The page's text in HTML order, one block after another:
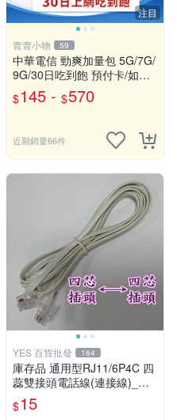
注目
賣賣小物 59
中華電信 勁爽加量包 5G/7G/
9G/30日吃到飽 預付卡/如意
卡/網路流量包/儲值卡
$145 - $570
近期銷量66件
YES 百貨批發 164
庫存品 通用型RJ11/6P4C 四
蕊雙接頭電話線(連接線)_白
色_全銅_ 2米_直線[YES 百
貨批發]
$15